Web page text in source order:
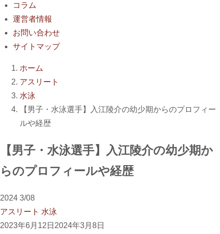
コラム
運営者情報
お問い合わせ
サイトマップ
ホーム
アスリート
水泳
【男子・水泳選手】入江陵介の幼少期からのプロフィー
ルや経歴
【男子・水泳選手】入江陵介の幼少期か
らのプロフィールや経歴
2024 3/08
アスリート 水泳
2023年6月12日 2024年3月8日